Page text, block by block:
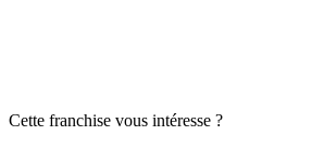
Cette franchise vous intéresse ?